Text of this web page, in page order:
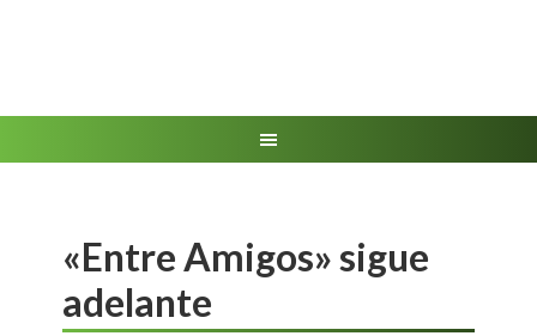
«Entre Amigos» sigue
adelante